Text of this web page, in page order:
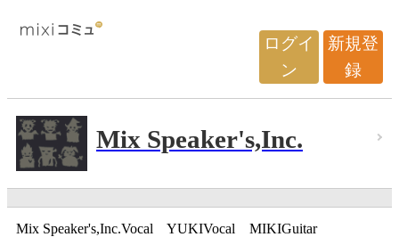
ログイ
ン
新規登
録
Mix Speaker's,Inc.
Mix Speaker's,Inc.Vocal YUKIVocal MIKIGuitar